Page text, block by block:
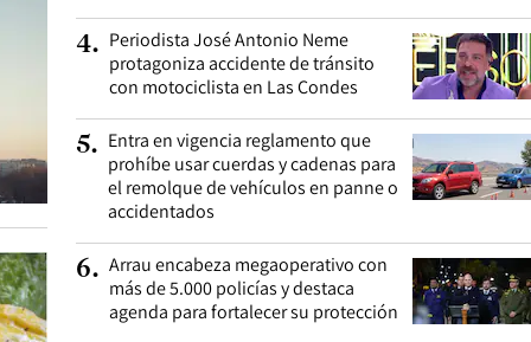
4. Periodista José Antonio Neme
protagoniza accidente de tránsito
con motociclista en Las Condes
5. Entra en vigencia reglamento que
prohíbe usar cuerdas y cadenas para
el remolque de vehículos en panne o
accidentados
6. Arrau encabeza megaoperativo con
más de 5.000 policías y destaca
agenda para fortalecer su protección